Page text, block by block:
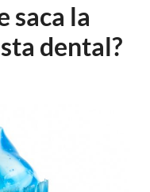
saca la
dental?